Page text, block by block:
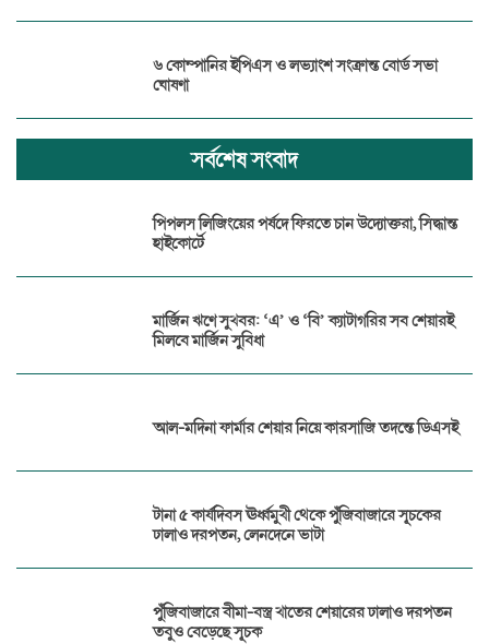
৬ কোম্পানির ইপিএস ও লভ্যাংশ সংক্রান্ত বোর্ড সভা
ঘোষণা
সর্বশেষ সংবাদ
পিপলস লিজিংয়ের পর্ষদে ফিরতে চান উদ্যোক্তরা, সিদ্ধান্ত
হাইকোর্টে
মার্জিন ঋণে সুখবর: ‘এ’ ও ‘বি’ ক্যাটাগরির সব শেয়ারই
মিলবে মার্জিন সুবিধা
আল-মদিনা ফার্মার শেয়ার নিয়ে কারসাজি তদন্তে ডিএসই
টানা ৫ কার্যদিবস ঊর্ধ্বমুখী থেকে পুঁজিবাজারে সূচকের
ঢালাও দরপতন, লেনদেনে ভাটা
পুঁজিবাজারে বীমা-বস্ত্র খাতের শেয়ারের ঢালাও দরপতন
তবুও বেড়েছে সূচক